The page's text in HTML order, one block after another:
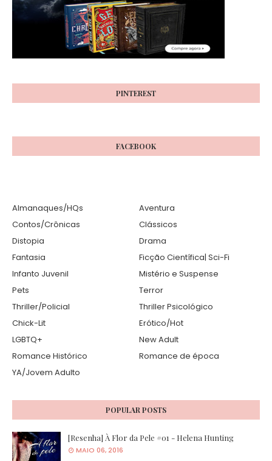
PINTEREST
FACEBOOK
Almanaques/HQs
Aventura
Contos/Crônicas
Clássicos
Distopia
Drama
Fantasia
Ficção Científica| Sci-Fi
Infanto Juvenil
Mistério e Suspense
Pets
Terror
Thriller/Policial
Thriller Psicológico
Chick-Lit
Erótico/Hot
LGBTQ+
New Adult
Romance Histórico
Romance de época
YA/Jovem Adulto
POPULAR POSTS
[Resenha] À Flor da Pele #01 - Helena Hunting
MAIO 06, 2016